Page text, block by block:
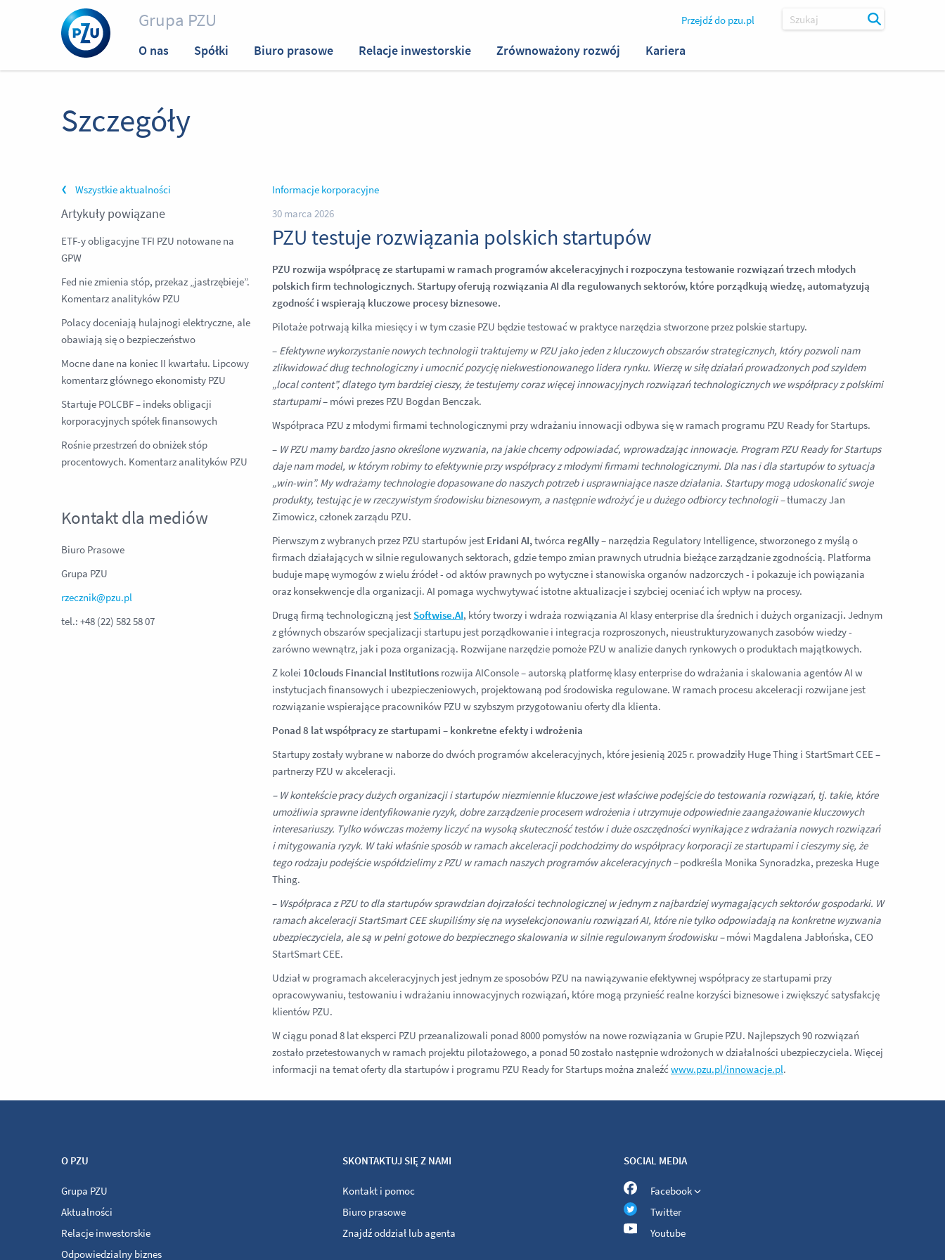
Grupa PZU
Przejdź do pzu.pl
Szukaj
O nas Spółki Biuro prasowe Relacje inwestorskie Zrównoważony rozwój Kariera
Szczegóły
Wszystkie aktualności
Artykuły powiązane
ETF-y obligacyjne TFI PZU notowane na
GPW
Fed nie zmienia stóp, przekaz „jastrzębieje”.
Komentarz analityków PZU
Polacy doceniają hulajnogi elektryczne, ale
obawiają się o bezpieczeństwo
Mocne dane na koniec II kwartału. Lipcowy
komentarz głównego ekonomisty PZU
Startuje POLCBF – indeks obligacji
korporacyjnych spółek finansowych
Rośnie przestrzeń do obniżek stóp
procentowych. Komentarz analityków PZU
Kontakt dla mediów
Biuro Prasowe
Grupa PZU
rzecznik@pzu.pl
tel.: +48 (22) 582 58 07
Informacje korporacyjne
30 marca 2026
PZU testuje rozwiązania polskich startupów
PZU rozwija współpracę ze startupami w ramach programów akceleracyjnych i rozpoczyna testowanie rozwiązań trzech młodych
polskich firm technologicznych. Startupy oferują rozwiązania AI dla regulowanych sektorów, które porządkują wiedzę, automatyzują
zgodność i wspierają kluczowe procesy biznesowe.
Pilotaże potrwają kilka miesięcy i w tym czasie PZU będzie testować w praktyce narzędzia stworzone przez polskie startupy.
– Efektywne wykorzystanie nowych technologii traktujemy w PZU jako jeden z kluczowych obszarów strategicznych, który pozwoli nam
zlikwidować dług technologiczny i umocnić pozycję niekwestionowanego lidera rynku. Wierzę w siłę działań prowadzonych pod szyldem
„local content”, dlatego tym bardziej cieszy, że testujemy coraz więcej innowacyjnych rozwiązań technologicznych we współpracy z polskimi
startupami– mówi prezes PZU Bogdan Benczak.
Współpraca PZU z młodymi firmami technologicznymi przy wdrażaniu innowacji odbywa się w ramach programu PZU Ready for Startups.
– W PZU mamy bardzo jasno określone wyzwania, na jakie chcemy odpowiadać, wprowadzając innowacje. Program PZU Ready for Startups
daje nam model, w którym robimy to efektywnie przy współpracy z młodymi firmami technologicznymi. Dla nas i dla startupów to sytuacja
„win-win”. My wdrażamy technologie dopasowane do naszych potrzeb i usprawniające nasze działania. Startupy mogą udoskonalić swoje
produkty, testując je w rzeczywistym środowisku biznesowym, a następnie wdrożyć je u dużego odbiorcy technologii –tłumaczy Jan
Zimowicz, członek zarządu PZU.
Pierwszym z wybranych przez PZU startupów jest Eridani AI,twórca regAlly– narzędzia Regulatory Intelligence, stworzonego z myślą o
firmach działających w silnie regulowanych sektorach, gdzie tempo zmian prawnych utrudnia bieżące zarządzanie zgodnością. Platforma
buduje mapę wymogów z wielu źródeł - od aktów prawnych po wytyczne i stanowiska organów nadzorczych - i pokazuje ich powiązania
oraz konsekwencje dla organizacji. AI pomaga wychwytywać istotne aktualizacje i szybciej oceniać ich wpływ na procesy.
Drugą firmą technologiczną jest Softwise.AI, który tworzy i wdraża rozwiązania AI klasy enterprise dla średnich i dużych organizacji. Jednym
z głównych obszarów specjalizacji startupu jest porządkowanie i integracja rozproszonych, nieustrukturyzowanych zasobów wiedzy -
zarówno wewnątrz, jak i poza organizacją. Rozwijane narzędzie pomoże PZU w analizie danych rynkowych o produktach majątkowych.
Z kolei 10clouds Financial Institutions rozwija AIConsole – autorską platformę klasy enterprise do wdrażania i skalowania agentów AI w
instytucjach finansowych i ubezpieczeniowych, projektowaną pod środowiska regulowane. W ramach procesu akceleracji rozwijane jest
rozwiązanie wspierające pracowników PZU w szybszym przygotowaniu oferty dla klienta.
Ponad 8 lat współpracy ze startupami – konkretne efekty i wdrożenia
Startupy zostały wybrane w naborze do dwóch programów akceleracyjnych, które jesienią 2025 r. prowadziły Huge Thing i StartSmart CEE –
partnerzy PZU w akceleracji.
– W kontekście pracy dużych organizacji i startupów niezmiennie kluczowe jest właściwe podejście do testowania rozwiązań, tj. takie, które
umożliwia sprawne identyfikowanie ryzyk, dobre zarządzenie procesem wdrożenia i utrzymuje odpowiednie zaangażowanie kluczowych
interesariuszy. Tylko wówczas możemy liczyć na wysoką skuteczność testów i duże oszczędności wynikające z wdrażania nowych rozwiązań
i mitygowania ryzyk. W taki właśnie sposób w ramach akceleracji podchodzimy do współpracy korporacji ze startupami i cieszymy się, że
tego rodzaju podejście współdzielimy z PZU w ramach naszych programów akceleracyjnych –podkreśla Monika Synoradzka, prezeska Huge
Thing.
– Współpraca z PZU to dla startupów sprawdzian dojrzałości technologicznej w jednym z najbardziej wymagających sektorów gospodarki. W
ramach akceleracji StartSmart CEE skupiliśmy się na wyselekcjonowaniu rozwiązań AI, które nie tylko odpowiadają na konkretne wyzwania
ubezpieczyciela, ale są w pełni gotowe do bezpiecznego skalowania w silnie regulowanym środowisku –mówi Magdalena Jabłońska, CEO
StartSmart CEE.
Udział w programach akceleracyjnych jest jednym ze sposobów PZU na nawiązywanie efektywnej współpracy ze startupami przy
opracowywaniu, testowaniu i wdrażaniu innowacyjnych rozwiązań, które mogą przynieść realne korzyści biznesowe i zwiększyć satysfakcję
klientów PZU.
W ciągu ponad 8 lat eksperci PZU przeanalizowali ponad 8000 pomysłów na nowe rozwiązania w Grupie PZU. Najlepszych 90 rozwiązań
zostało przetestowanych w ramach projektu pilotażowego, a ponad 50 zostało następnie wdrożonych w działalności ubezpieczyciela. Więcej
informacji na temat oferty dla startupów i programu PZU Ready for Startups można znaleźć www.pzu.pl/innowacje.pl.
O PZU
Grupa PZU
Aktualności
Relacje inwestorskie
Odpowiedzialny biznes
SKONTAKTUJ SIĘ Z NAMI
Kontakt i pomoc
Biuro prasowe
Znajdź oddział lub agenta
SOCIAL MEDIA
Facebook
Twitter
Youtube